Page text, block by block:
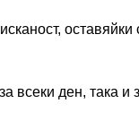
оставяйки
всеки ден, така и